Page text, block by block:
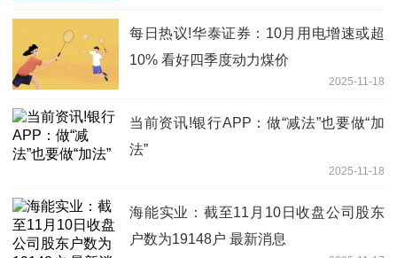
每日热议!华泰证券：10月用电增速或超
10% 看好四季度动力煤价
2025-11-18
当前资讯!银行APP：做“减法”也要做“加
法”
2025-11-18
海能实业：截至11月10日收盘公司股东
户数为19148户 最新消息